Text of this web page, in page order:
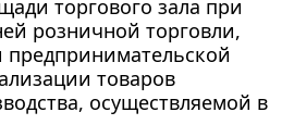
торгового зала при
розничной торговли,
товаров
осуществляемой в